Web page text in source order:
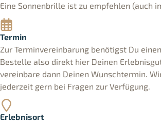
Eine Sonnenbrille ist zu empfehlen (auch
Termin
Zur Terminvereinbarung benötigst Du
Bestelle also direkt hier Deinen
vereinbare dann Deinen Wunschtermin.
jederzeit gern bei Fragen zur Verfügung.
Erlebnisort